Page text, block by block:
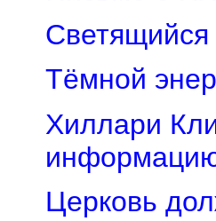
Светящийся
Тёмной
Хиллари
Церковь